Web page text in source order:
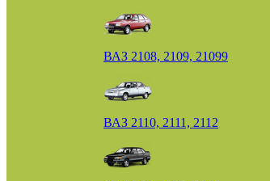
ВАЗ 2108, 2109, 21099
ВАЗ 2110, 2111, 2112